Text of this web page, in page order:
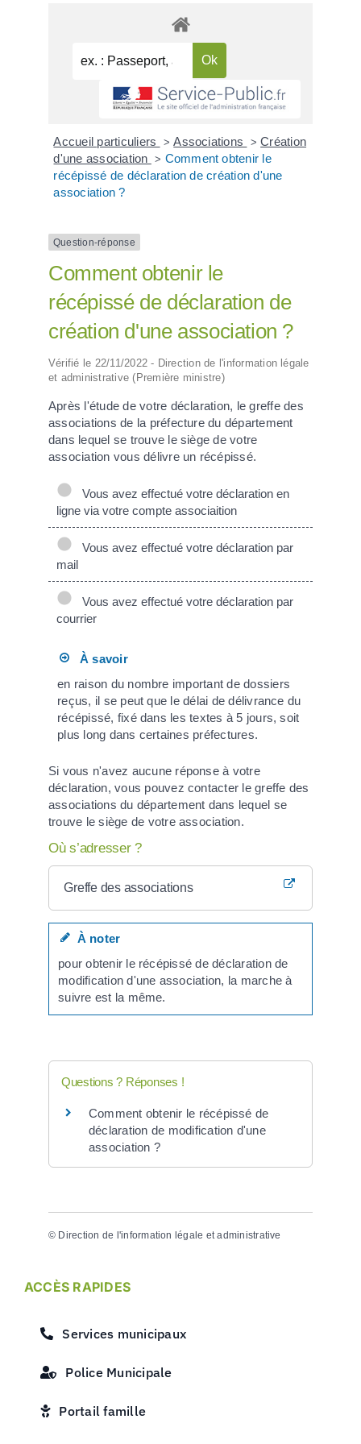
Accueil particuliers > Associations > Création
d'une association > Comment obtenir le
récépissé de déclaration de création d'une
association ?
Question-réponse
Comment obtenir le
récépissé de déclaration de
création d'une association ?
Vérifié le 22/11/2022 - Direction de l'information légale
et administrative (Première ministre)
Après l'étude de votre déclaration, le greffe des
associations de la préfecture du département
dans lequel se trouve le siège de votre
association vous délivre un récépissé.
Vous avez effectué votre déclaration en
ligne via votre compte associaition
Vous avez effectué votre déclaration par
mail
Vous avez effectué votre déclaration par
courrier
À savoir
en raison du nombre important de dossiers
reçus, il se peut que le délai de délivrance du
récépissé, fixé dans les textes à 5 jours, soit
plus long dans certaines préfectures.
Si vous n'avez aucune réponse à votre
déclaration, vous pouvez contacter le greffe des
associations du département dans lequel se
trouve le siège de votre association.
Où s’adresser ?
Greffe des associations
À noter
pour obtenir le récépissé de déclaration de
modification d'une association, la marche à
suivre est la même.
Questions ? Réponses !
Comment obtenir le récépissé de
déclaration de modification d'une
association ?
© Direction de l'information légale et administrative
ACCÈS RAPIDES
Services municipaux
Police Municipale
Portail famille